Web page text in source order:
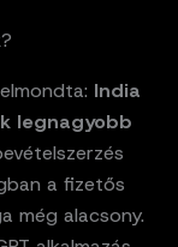
India
legnagyobb
a fizetős
még alacsony.